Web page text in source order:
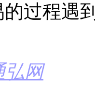
的过程遇
弘网